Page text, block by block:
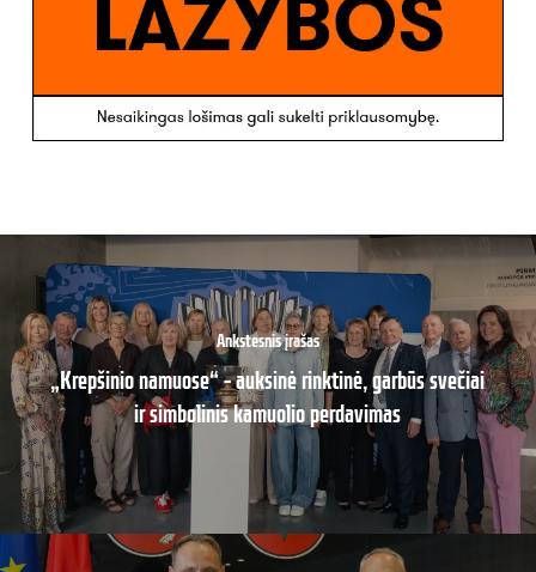
Ankstesnis įrašas
„Krepšinio namuose“ – auksinė rinktinė, garbūs svečiai
ir simbolinis kamuolio perdavimas